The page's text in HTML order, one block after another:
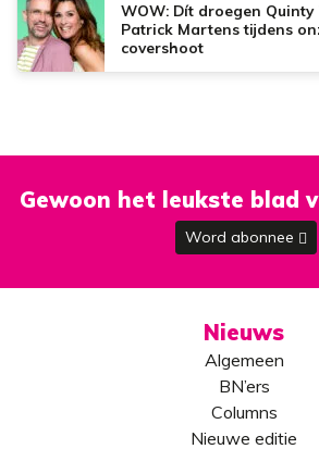
WOW: Dít droegen Quinty
Patrick Martens tijdens
covershoot
Gewoon het leukste blad
Word abonnee
Nieuws
Algemeen
BN’ers
Columns
Nieuwe editie